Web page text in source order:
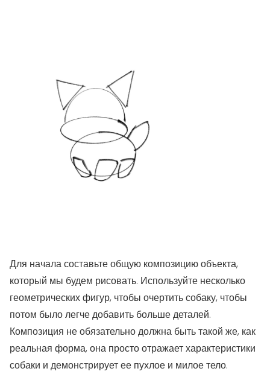
Для начала составьте общую композицию объекта,
который мы будем рисовать. Используйте несколько
геометрических фигур, чтобы очертить собаку, чтобы
потом было легче добавить больше деталей.
Композиция не обязательно должна быть такой же, как
реальная форма, она просто отражает характеристики
собаки и демонстрирует ее пухлое и милое тело.